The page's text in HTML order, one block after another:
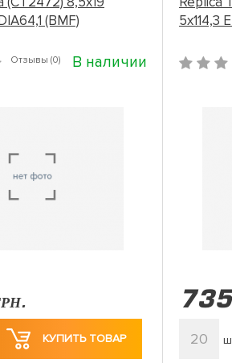
(BMF)
Отзывы (0) В наличии
КУПИТЬ ТОВАР
5x114,3
20